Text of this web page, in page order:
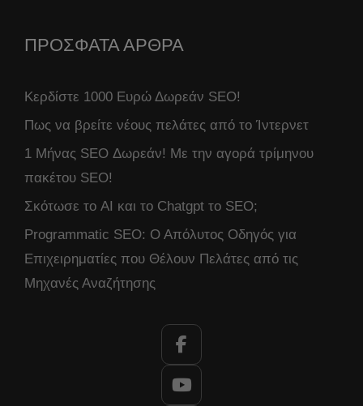
ΠΡΟΣΦΑΤΑ ΑΡΘΡΑ
Κερδίστε 1000 Ευρώ Δωρεάν SEO!
Πως να βρείτε νέους πελάτες από το Ίντερνετ
1 Μήνας SEO Δωρεάν! Με την αγορά τρίμηνου
πακέτου SEO!
Σκότωσε το AI και το Chatgpt το SEO;
Programmatic SEO: Ο Απόλυτος Οδηγός για
Επιχειρηματίες που Θέλουν Πελάτες από τις
Μηχανές Αναζήτησης